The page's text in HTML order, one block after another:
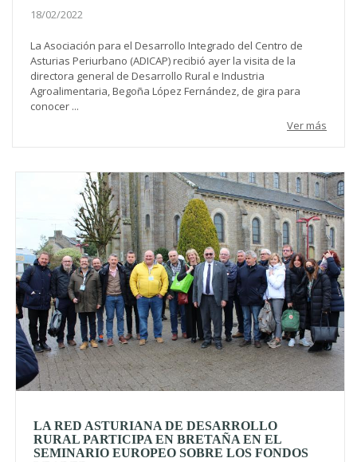
18/02/2022
La Asociación para el Desarrollo Integrado del Centro de
Asturias Periurbano (ADICAP) recibió ayer la visita de la
directora general de Desarrollo Rural e Industria
Agroalimentaria, Begoña López Fernández, de gira para
conocer ...
Ver más
LA RED ASTURIANA DE DESARROLLO
RURAL PARTICIPA EN BRETAÑA EN EL
SEMINARIO EUROPEO SOBRE LOS FONDOS